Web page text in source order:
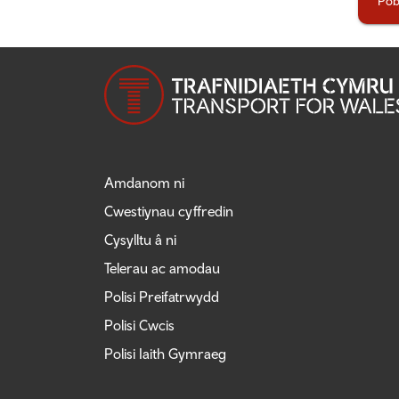
Amdanom ni
Cwestiynau cyffredin
Cysylltu â ni
Telerau ac amodau
Polisi Preifatrwydd
Polisi Cwcis
Polisi Iaith Gymraeg